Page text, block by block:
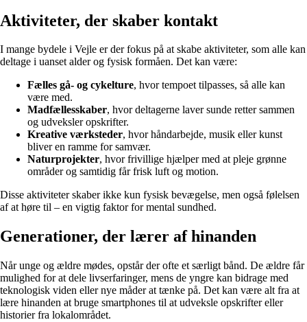
Aktiviteter, der skaber kontakt
I mange bydele i Vejle er der fokus på at skabe aktiviteter, som alle kan
deltage i uanset alder og fysisk formåen. Det kan være:
Fælles gå- og cykelture, hvor tempoet tilpasses, så alle kan
være med.
Madfællesskaber, hvor deltagerne laver sunde retter sammen
og udveksler opskrifter.
Kreative værksteder, hvor håndarbejde, musik eller kunst
bliver en ramme for samvær.
Naturprojekter, hvor frivillige hjælper med at pleje grønne
områder og samtidig får frisk luft og motion.
Disse aktiviteter skaber ikke kun fysisk bevægelse, men også følelsen
af at høre til – en vigtig faktor for mental sundhed.
Generationer, der lærer af hinanden
Når unge og ældre mødes, opstår der ofte et særligt bånd. De ældre får
mulighed for at dele livserfaringer, mens de yngre kan bidrage med
teknologisk viden eller nye måder at tænke på. Det kan være alt fra at
lære hinanden at bruge smartphones til at udveksle opskrifter eller
historier fra lokalområdet.